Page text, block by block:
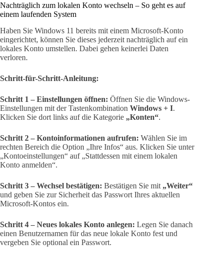
Nachträglich zum lokalen Konto wechseln – So geht es auf
einem laufenden System
Haben Sie Windows 11 bereits mit einem Microsoft-Konto
eingerichtet, können Sie dieses jederzeit nachträglich auf ein
lokales Konto umstellen. Dabei gehen keinerlei Daten
verloren.
Schritt-für-Schritt-Anleitung:
Schritt 1 – Einstellungen öffnen: Öffnen Sie die Windows-
Einstellungen mit der Tastenkombination Windows + I.
Klicken Sie dort links auf die Kategorie „Konten“.
Schritt 2 – Kontoinformationen aufrufen: Wählen Sie im
rechten Bereich die Option „Ihre Infos“ aus. Klicken Sie unter
„Kontoeinstellungen“ auf „Stattdessen mit einem lokalen
Konto anmelden“.
Schritt 3 – Wechsel bestätigen: Bestätigen Sie mit „Weiter“
und geben Sie zur Sicherheit das Passwort Ihres aktuellen
Microsoft-Kontos ein.
Schritt 4 – Neues lokales Konto anlegen: Legen Sie danach
einen Benutzernamen für das neue lokale Konto fest und
vergeben Sie optional ein Passwort.